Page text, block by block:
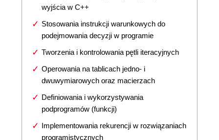
wyjścia w C++
Stosowania instrukcji warunkowych do
podejmowania decyzji w programie
Tworzenia i kontrolowania pętli iteracyjnych
Operowania na tablicach jedno- i
dwuwymiarowych oraz macierzach
Definiowania i wykorzystywania
podprogramów (funkcji)
Implementowania rekurencji w rozwiązaniach
programistycznych